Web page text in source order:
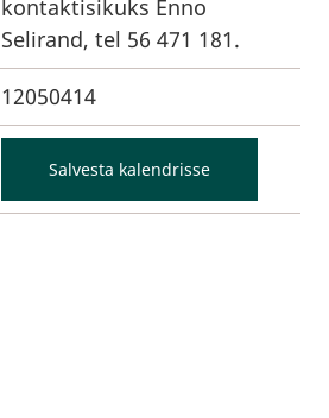
kontaktisikuks Enno
Selirand, tel 56 471 181.
12050414
Salvesta kalendrisse